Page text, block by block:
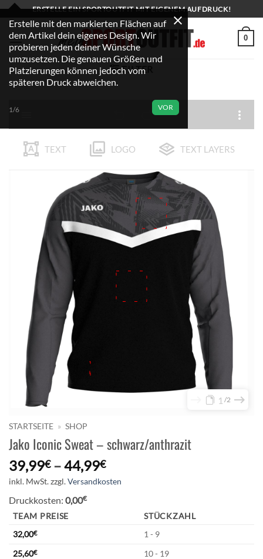
Zum
Inhalt
springen
ERSTELLE EIN SPORTOUTFIT MIT EIGENEM AUFDRUCK!
0
FILTER
TEXT LOGO TEXT LAYERS
1 2
STARTSEITE » SHOP
Jako Iconic Sweat – schwarz/anthrazit
39,99€–44,99€
inkl. MwSt.zzgl.Versandkosten
Druckkosten: 0,00€
TEAM PREISE
STÜCKZAHL
32,00€
1 - 9
25,60€
10 - 19
Erstelle mit den markierten Flächen auf
dem Artikel dein eigenes Design. Wir
probieren jeden deiner Wünsche
umzusetzen. Die genauen Größen und
Platzierungen können jedoch vom
späteren Druck abweichen.
VOR
1/6